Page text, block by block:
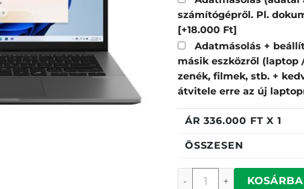
számítógépről. Pl.
[+18.000 Ft]
Adatmásolás +
másik eszközről (laptop
zenék, filmek, stb. +
átvitele erre az új
ÁR336.000 FT X 1
ÖSSZESEN
Asus M3407HA-LY107